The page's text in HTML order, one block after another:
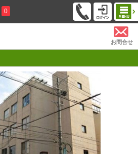
0
お問合せ